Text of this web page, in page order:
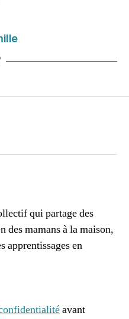
qui partage des
des mamans à la maison,
apprentissages en
avant